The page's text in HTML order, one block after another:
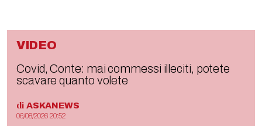
VIDEO
Covid, Conte: mai commessi illeciti, potete
scavare quanto volete
di ASKANEWS
06/08/2026 20:52